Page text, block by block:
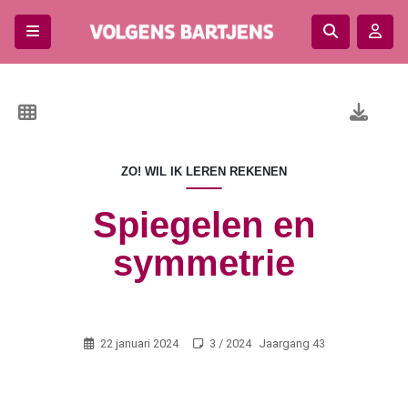
ZO! WIL IK LEREN REKENEN
Spiegelen en
symmetrie
22 januari 2024 3 / 2024 Jaargang 43
artikelen
Ontwikkeling
Praktijkonderzoek